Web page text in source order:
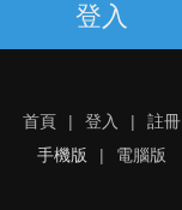
登入
首頁 | 登入 |
註冊
手機版
| 電腦版